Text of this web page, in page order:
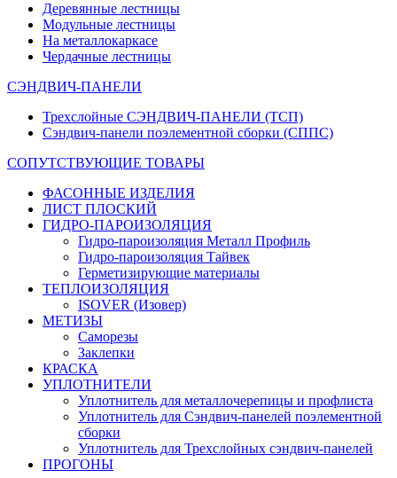
Деревянные лестницы
Модульные лестницы
На металлокаркасе
Чердачные лестницы
СЭНДВИЧ-ПАНЕЛИ
Трехслойные СЭНДВИЧ-ПАНЕЛИ (ТСП)
Сэндвич-панели поэлементной сборки (СППС)
СОПУТСТВУЮЩИЕ ТОВАРЫ
ФАСОННЫЕ ИЗДЕЛИЯ
ЛИСТ ПЛОСКИЙ
ГИДРО-ПАРОИЗОЛЯЦИЯ
Гидро-пароизоляция Металл Профиль
Гидро-пароизоляция Тайвек
Герметизирующие материалы
ТЕПЛОИЗОЛЯЦИЯ
ISOVER (Изовер)
МЕТИЗЫ
Саморезы
Заклепки
КРАСКА
УПЛОТНИТЕЛИ
Уплотнитель для металлочерепицы и профлиста
Уплотнитель для Сэндвич-панелей поэлементной
сборки
Уплотнитель для Трехслойных сэндвич-панелей
ПРОГОНЫ